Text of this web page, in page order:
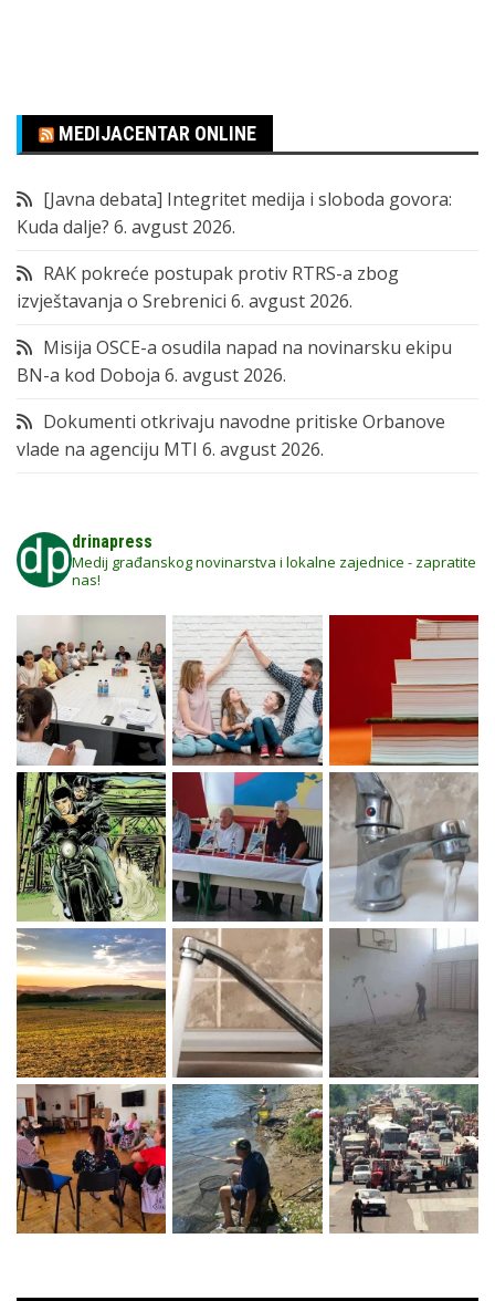
MEDIJACENTAR ONLINE
[Javna debata] Integritet medija i sloboda govora:
Kuda dalje? 6. avgust 2026.
RAK pokreće postupak protiv RTRS-a zbog
izvještavanja o Srebrenici 6. avgust 2026.
Misija OSCE-a osudila napad na novinarsku ekipu
BN-a kod Doboja 6. avgust 2026.
Dokumenti otkrivaju navodne pritiske Orbanove
vlade na agenciju MTI 6. avgust 2026.
drinapress
Medij građanskog novinarstva i lokalne zajednice - zapratite
nas!